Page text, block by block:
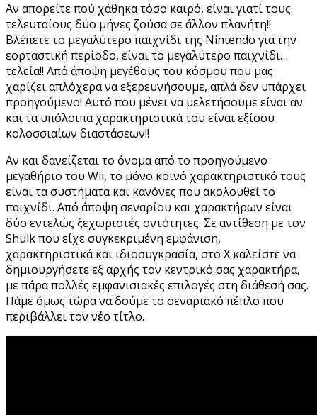
Αν απορείτε πού χάθηκα τόσο καιρό, είναι γιατί τους
τελευταίους δύο μήνες ζούσα σε άλλον πλανήτη!!
Βλέπετε το μεγαλύτερο παιχνίδι της Nintendo για την
εορταστική περίοδο, είναι το μεγαλύτερο παιχνίδι…
τελεία!! Από άποψη μεγέθους του κόσμου που μας
χαρίζει απλόχερα να εξερευνήσουμε, απλά δεν υπάρχει
προηγούμενο! Αυτό που μένει να μελετήσουμε είναι αν
και τα υπόλοιπα χαρακτηριστικά του είναι εξίσου
κολοσσιαίων διαστάσεων!!
Αν και δανείζεται το όνομα από το προηγούμενο
μεγαθήριο του Wii, το μόνο κοινό χαρακτηριστικό τους
είναι τα συστήματα και κανόνες που ακολουθεί το
παιχνίδι. Από άποψη σεναρίου και χαρακτήρων είναι
δύο εντελώς ξεχωριστές οντότητες. Σε αντίθεση με τον
Shulk που είχε συγκεκριμένη εμφάνιση,
χαρακτηριστικά και ιδιοσυγκρασία, στο X καλείστε να
δημιουργήσετε εξ αρχής τον κεντρικό σας χαρακτήρα,
με πάρα πολλές εμφανισιακές επιλογές στη διάθεσή σας.
Πάμε όμως τώρα να δούμε το σεναριακό πέπλο που
περιβάλλει τον νέο τίτλο.